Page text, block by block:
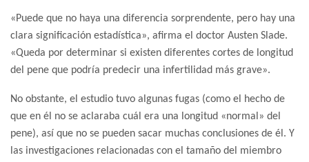
«Puede que no haya una diferencia sorprendente, pero hay una
clara significación estadística», afirma el doctor Austen Slade.
«Queda por determinar si existen diferentes cortes de longitud
del pene que podría predecir una infertilidad más grave».
No obstante, el estudio tuvo algunas fugas (como el hecho de
que en él no se aclaraba cuál era una longitud «normal» del
pene), así que no se pueden sacar muchas conclusiones de él. Y
las investigaciones relacionadas con el tamaño del miembro